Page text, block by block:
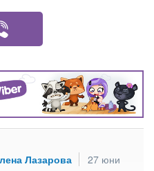
Лазарова
27 юни